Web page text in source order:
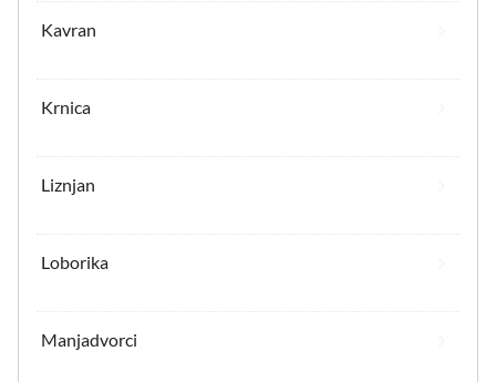
Kavran
Krnica
Liznjan
Loborika
Manjadvorci